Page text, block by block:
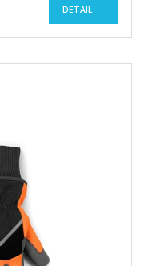
DETAIL